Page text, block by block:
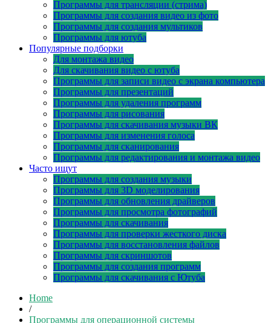
Программы для трансляции (стрима)
Программы для создания видео из фото
Программы для создания мультиков
Программы для ютуба
Популярные подборки
Для монтажа видео
Для скачивания видео с ютуба
Программы для записи видео с экрана компьютера
Программы для презентаций
Программы для удаления программ
Программы для рисования
Программы для скачивания музыки ВК
Программы для изменения голоса
Программы для сканирования
Программы для редактирования и монтажа видео
Часто ищут
Программы для создания музыки
Программы для 3D моделирования
Программы для обновления драйверов
Программы для просмотра фотографий
Программы для скачивания
Программы для проверки жесткого диска
Программы для восстановления файлов
Программы для скриншотов
Программы для создания программ
Программы для скачивания с Ютуба
Home
/
Программы для операционной системы